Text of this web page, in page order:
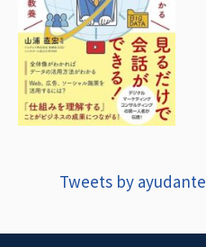
Tweets by ayudante